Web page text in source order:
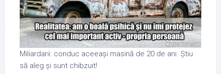
Miliardarii: conduc aceeași masină de 20 de ani. Știu
să aleg și sunt chibzuit!